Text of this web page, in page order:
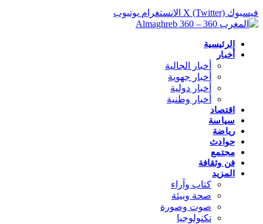
فيسبوك X (Twitter) الانستغرام يوتيوب
الرئيسية
أخبار
أخبار الجالية
أخبار جهوية
أخبار دولية
أخبار وطنية
اقتصاد
سياسة
رياضة
حوادث
مجتمع
فن وثقافة
المزيد
كتاب وآراء
صحة وبيئة
صوت وصورة
تكنولوجيا